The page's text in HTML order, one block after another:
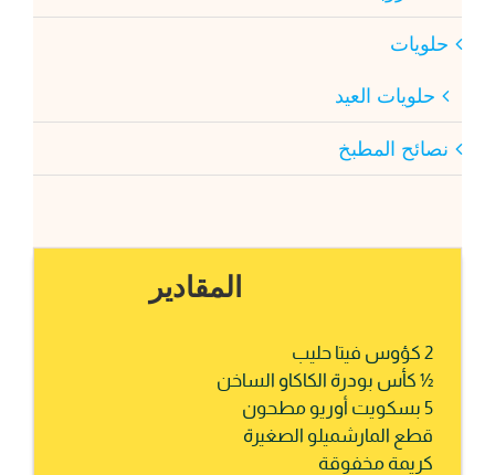
حلويات
حلويات العيد
نصائح المطبخ
المقادير
2 كؤوس فيتا حليب
½ كأس بودرة الكاكاو الساخن
5 بسكويت أوريو مطحون
قطع المارشميلو الصغيرة
كريمة مخفوقة